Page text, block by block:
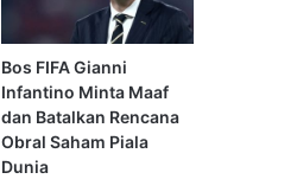
Bos FIFA Gianni
Infantino Minta Maaf
dan Batalkan Rencana
Obral Saham Piala
Dunia